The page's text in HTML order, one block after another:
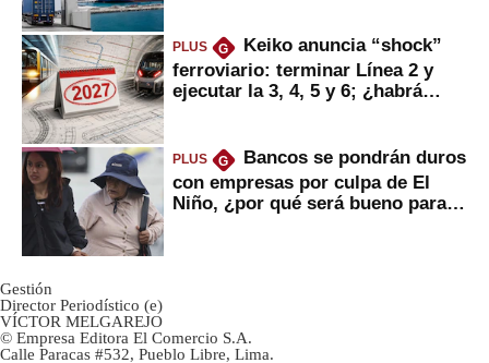
PLUS G
Keiko anuncia “shock”
ferroviario: terminar Línea 2 y
ejecutar la 3, 4, 5 y 6; ¿habrá
PLUS G
Bancos se pondrán duros
con empresas por culpa de El
Niño, ¿por qué será bueno para
Gestión
Director Periodístico (e)
VÍCTOR MELGAREJO
© Empresa Editora El Comercio S.A.
Calle Paracas #532, Pueblo Libre, Lima.